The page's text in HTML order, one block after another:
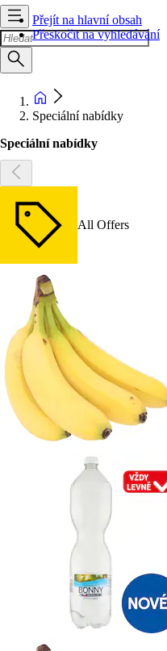
Přejít na hlavní obsah
Přeskočit na vyhledávání
Speciální nabídky
Speciální nabídky
All Offers